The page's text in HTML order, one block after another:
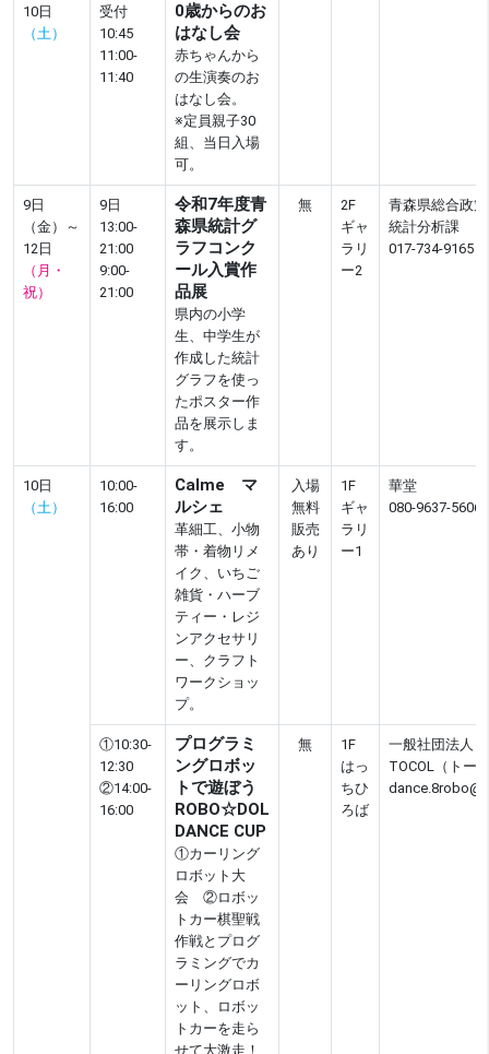
10日
（土）
受付
10:45
11:00-
11:40
0歳からのお
はなし会
赤ちゃんから
の生演奏のお
はなし会。
※定員親子30
組、当日入場
可。
9日
（金）～
12日
（月・
祝）
9日
13:00-
21:00
9:00-
21:00
令和7年度青
森県統計グ
ラフコンク
ール入賞作
品展
県内の小学
生、中学生が
作成した統計
グラフを使っ
たポスター作
品を展示しま
す。
無
2F
ギャ
ラリ
ー2
青森県総合政
統計分析課
017-734-9165
10日
（土）
10:00-
16:00
Calme マ
ルシェ
革細工、小物
帯・着物リメ
イク、いちご
雑貨・ハーブ
ティー・レジ
ンアクセサリ
ー、クラフト
ワークショッ
プ。
入場
無料
販売
あり
1F
ギャ
ラリ
ー1
華堂
080-9637-5606
①10:30-
12:30
②14:00-
16:00
プログラミ
ングロボッ
トで遊ぼう
ROBO☆DOL
DANCE CUP
①カーリング
ロボット大
会 ②ロボッ
トカー棋聖戦
作戦とプログ
ラミングでカ
ーリングロボ
ット、ロボッ
トカーを走ら
せて大激走！
無
1F
はっ
ちひ
ろば
一般社団法人
TOCOL（トー